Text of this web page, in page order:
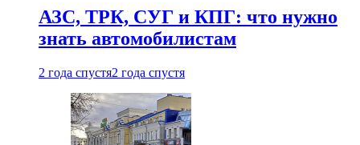
АЗС, ТРК, СУГ и КПГ: что нужно
знать автомобилистам
2 года спустя2 года спустя